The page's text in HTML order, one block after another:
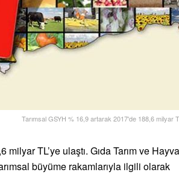
Tarımsal GSYH % 16,9 artarak 2017'de 188,6 milyar
TL’ye ulaştı. Gıda Tarım ve
büyüme rakamlarıyla ilgili olarak